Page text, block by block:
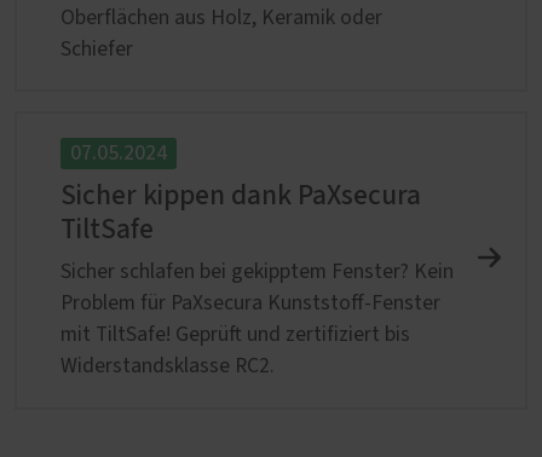
Oberflächen aus Holz, Keramik oder
Schiefer
07.05.2024
Sicher kippen dank PaXsecura
TiltSafe
Sicher schlafen bei gekipptem Fenster? Kein
Problem für PaXsecura Kunststoff-Fenster
mit TiltSafe! Geprüft und zertifiziert bis
Widerstandsklasse RC2.